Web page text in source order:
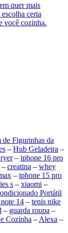
quer mais
certa
você cozinha.
Figurinhas da
– Hub Geladeira –
– iphone 16 pro
– creatina – whey
– iphone 15 pro
s – xiaomi –
Portátil
14 – tenis nike
– guarda roupa –
Cozinha – Alexa –